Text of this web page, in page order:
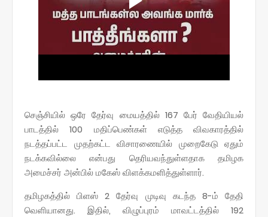
செஞ்சியில் ஒரே தேர்வு மையத்தில் 167 பேர் வேதியியல்
பாடத்தில் 100 மதிப்பெண்கள் எடுத்த விவகாரத்தில்
நடத்தப்பட்ட முதற்கட்ட விசாரணையில் முறைகேடு ஏதும்
நடக்கவில்லை என்பது தெரியவந்துள்ளதாக தமிழக
அமைச்சர் அன்பில் மகேஸ் விளக்கமளித்துள்ளார்.
தமிழகத்தில் பிளஸ் 2 தேர்வு முடிவு கடந்த 8-ம் தேதி
வெளியானது. இதில், விழுப்புரம் மாவட்டத்தில் 192